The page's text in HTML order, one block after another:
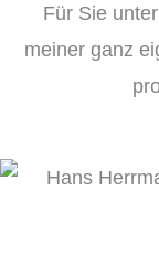
Für Sie
meiner ganz